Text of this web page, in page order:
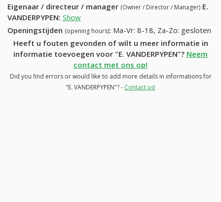
Eigenaar / directeur / manager (Owner / Director / Manager) E.
VANDERPYPEN: Show
Openingstijden (opening hours): Ma-Vr: 8-18, Za-Zo: gesloten
Heeft u fouten gevonden of wilt u meer informatie in
informatie toevoegen voor "E. VANDERPYPEN"? Neem
contact met ons op!
Did you find errors or would like to add more details in informations for
"E. VANDERPYPEN"? - Contact us!